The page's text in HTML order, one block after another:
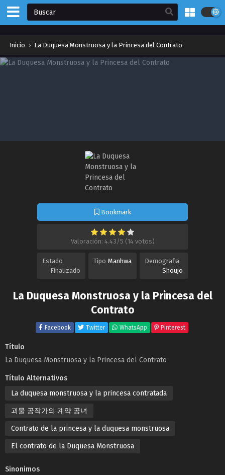
Inicio › La Duquesa Monstruosa y la Princesa del Contrato
Bookmark
Valoración: 4.43/5 (14 votos)
Estado
Finalizado
Tipo Manhwa
Demografia
Shoujo
La Duquesa Monstruosa y la Princesa del
Contrato
Facebook Twitter WhatsApp Pinterest
Título
La Duquesa Monstruosa y la Princesa del Contrato
Título Alternativos
La duquesa monstruosa y la princesa contratada
괴물 공작가의 계약 공녀
Contrato de la princesa y la duquesa monstruosa
El contrato de la Duquesa Monstruosa
Sinonimos